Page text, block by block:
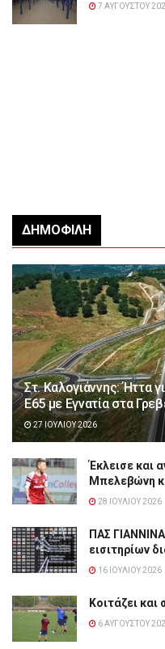
7 ΑΥΓΟΎΣΤΟΥ
ΔΗΜΟΦΙΛΉ
Στ. Καλογιάννης: Ήττα
Ε65 με Εγνατία στα
27 ΙΟΥΛΊΟΥ 2026
Έκλεισε και
Μπελεβώνη
28 ΙΟΥΛΊΟΥ 2026
ΠΑΣ
εισιτηρίων
16 ΙΟΥΛΊΟΥ 2026
Κοιτάζει και
6 ΑΥΓΟΎΣΤΟΥ